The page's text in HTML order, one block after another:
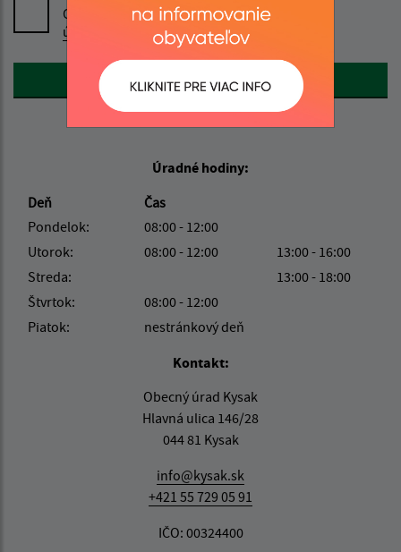
Oboznámil som sa sospracúvaním osobných
údajov
Google reCaptcha ResponseOdoslať správu
Úradné hodiny:
Deň
Čas
Pondelok:
08:00 - 12:00
Utorok:
08:00 - 12:00
13:00 - 16:00
Streda:
13:00 - 18:00
Štvrtok:
08:00 - 12:00
Piatok:
nestránkový deň
Kontakt:
Obecný úrad Kysak
Hlavná ulica 146/28
044 81 Kysak
info@kysak.sk
+421 55 729 05 91
IČO: 00324400